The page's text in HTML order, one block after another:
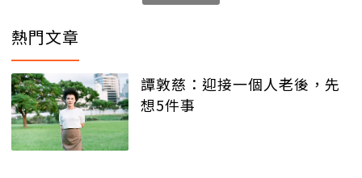
熱門文章
譚敦慈：迎接一個人老後，先
想5件事